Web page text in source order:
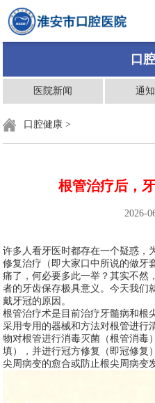
医院概况
口腔健康
就医指南
党群工作
口
医院新闻 通
口腔健康 >
根管治疗后，
2026-
许多人看牙医时都存在一个疑惑，
修复治疗（即大家口中所说的做牙
痛了，何必要多此一举？其实不然
者的牙齿保存极具意义。今天我们
戴牙冠的原因。
根管治疗术是目前治疗牙髓病和根
采用专用的器械和方法对根管进行
物对根管进行消毒灭菌（根管消毒
填），并进行冠方修复（即冠修复
尖周病变的愈合或防止根尖周病变